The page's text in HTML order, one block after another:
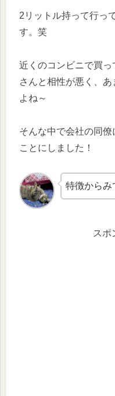
2リットル持って行っ
す。笑
近くのコンビニで買
さんと相性が悪く、
よね～
そんな中で会社の同
ことにしました！
特徴からみ
スポ